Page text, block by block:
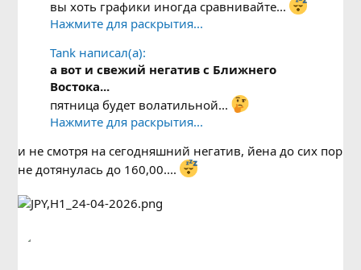
вы хоть графики иногда сравнивайте...
Нажмите для раскрытия...
Tank написал(а):
а вот и свежий негатив с Ближнего
Востока...
пятница будет волатильной...
Нажмите для раскрытия...
и не смотря на сегодняшний негатив, йена до сих пор
не дотянулась до 160,00....